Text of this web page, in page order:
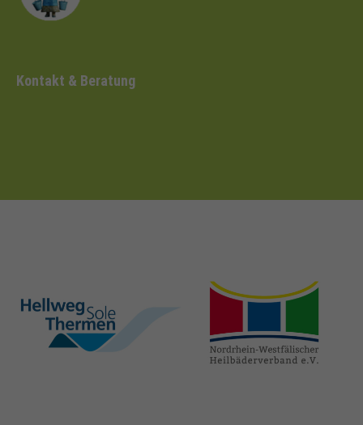
Kontakt & Beratung
hellweg-sole-
thermen.de
heilbaeder.de